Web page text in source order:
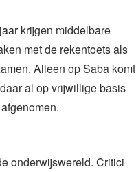
krijgen middelbare
met de rekentoets als
Alleen op Saba komt
al op vrijwillige basis
onderwijswereld. Critici